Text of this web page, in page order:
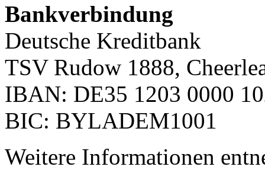
Bankverbindung
Deutsche Kreditbank
TSV Rudow 1888,
IBAN: DE35 1203 0000
BIC: BYLADEM1001
Weitere Informationen